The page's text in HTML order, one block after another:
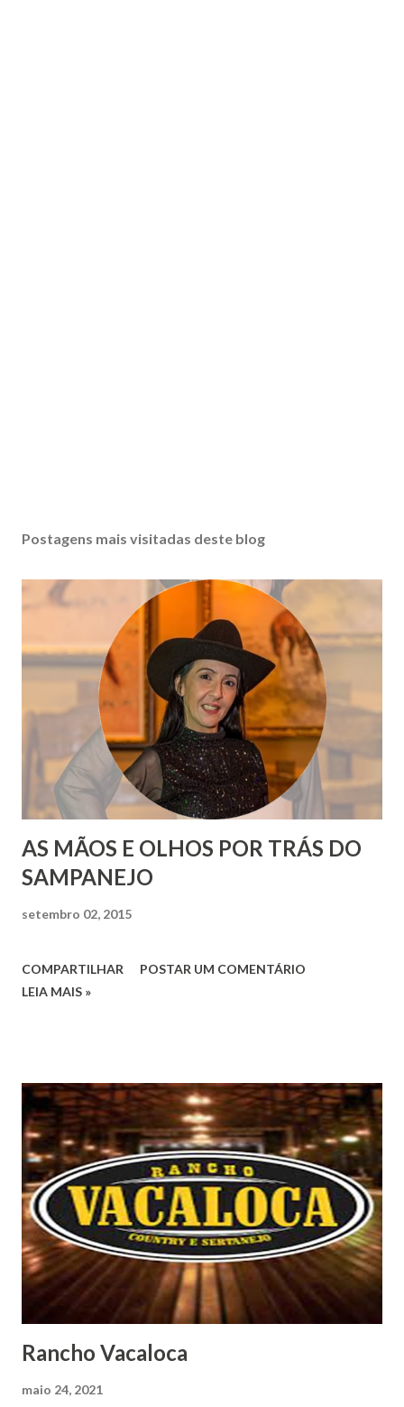
Postagens mais visitadas deste blog
AS MÃOS E OLHOS POR TRÁS DO
SAMPANEJO
setembro 02, 2015
COMPARTILHAR
POSTAR UM COMENTÁRIO
LEIA MAIS »
Rancho Vacaloca
maio 24, 2021